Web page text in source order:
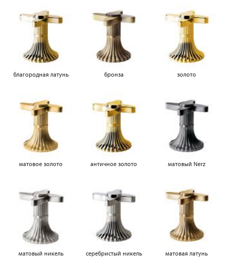
благородная латунь бронза золото
матовое золото античное золото матовый Nerz
матовый никель серебристый никель матовая латунь